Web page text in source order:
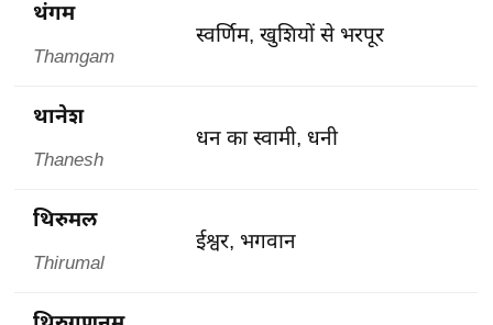
थंगम
Thamgam
स्वर्णिम, खुशियों से भरपूर
थानेश
Thanesh
धन का स्वामी, धनी
थिरुमल
Thirumal
ईश्वर, भगवान